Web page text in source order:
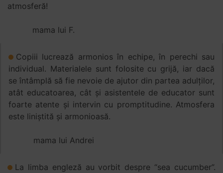
atmosferă!
mama lui F.
Copiii lucrează armonios în echipe, în perechi sau
individual. Materialele sunt folosite cu grijă, iar dacă
se întâmplă să fie nevoie de ajutor din partea adulților,
atât educatoarea, cât și asistentele de educator sunt
foarte atente și intervin cu promptitudine. Atmosfera
este liniștită și armonioasă.
mama lui Andrei
La limba engleză au vorbit despre “sea cucumber”.